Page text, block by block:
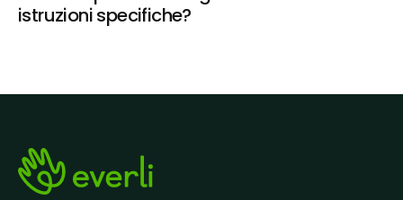
istruzioni specifiche?